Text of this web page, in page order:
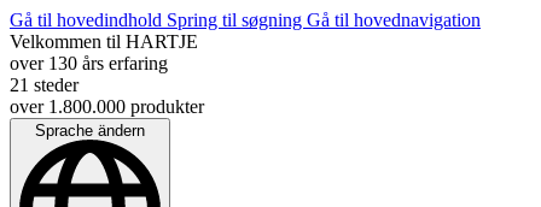
Gå til hovedindhold Spring til søgning Gå til hovednavigation
Velkommen til HARTJE
over 130 års erfaring
21 steder
over 1.800.000 produkter
Sprache ändern